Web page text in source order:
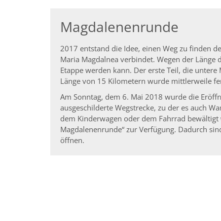
Magdalenenrunde
2017 entstand die Idee, einen Weg zu finden
Maria Magdalnea verbindet. Wegen der
Etappe werden kann. Der erste Teil, die
Länge von 15 Kilometern wurde mittlerweile
Am Sonntag, dem 6. Mai 2018 wurde die
ausgeschilderte Wegstrecke, zu der es auch
dem Kinderwagen oder dem Fahrrad
Magdalenenrunde“ zur Verfügung. Dadurch
öffnen.